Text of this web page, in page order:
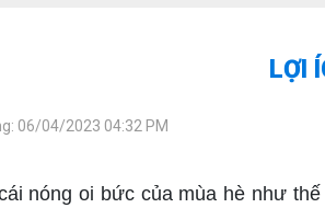
LỢI
06/04/2023 04:32 PM
oi bức của mùa hè như thế